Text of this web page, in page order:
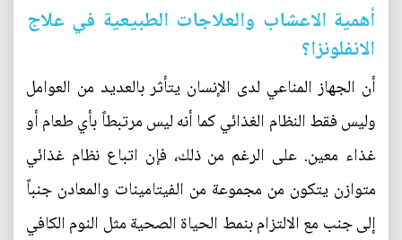
أهمية الاعشاب والعلاجات الطبيعية في علاج
الانفلونزا؟
أن الجهاز المناعي لدى الإنسان يتأثر بالعديد من العوامل
وليس فقط النظام الغذائي كما أنه ليس مرتبطاً بأي طعام أو
غذاء معين. على الرغم من ذلك، فإن اتباع نظام غذائي
متوازن يتكون من مجموعة من الفيتامينات والمعادن جنباً
إلى جنب مع الالتزام بنمط الحياة الصحية مثل النوم الكافي